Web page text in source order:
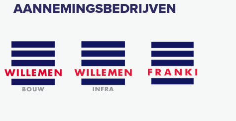
AANNEMINGSBEDRIJVEN